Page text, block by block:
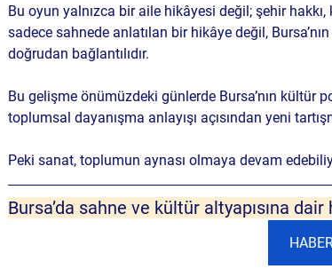
Bu oyun yalnızca bir aile hikâyesi değil; şehir
sadece sahnede anlatılan bir hikâye değil,
doğrudan bağlantılıdır.
Bu gelişme önümüzdeki günlerde Bursa’nın kültür
toplumsal dayanışma anlayışı açısından yeni
Peki sanat, toplumun aynası olmaya devam
Bursa’da sahne ve kültür altyapısına